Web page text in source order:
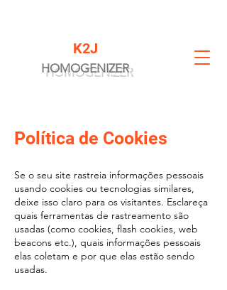
K2J
HOMOGENIZER
Política de Cookies
Se o seu site rastreia informações pessoais
usando cookies ou tecnologias similares,
deixe isso claro para os visitantes. Esclareça
quais ferramentas de rastreamento são
usadas (como cookies, flash cookies, web
beacons etc.), quais informações pessoais
elas coletam e por que elas estão sendo
usadas.